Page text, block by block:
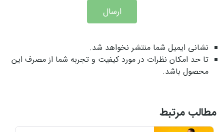
ارسال
نشانی ایمیل شما منتشر نخواهد شد.
تا حد امکان نظرات در مورد کیفیت و تجربه شما از مصرف این
محصول باشد.
مطالب مرتبط